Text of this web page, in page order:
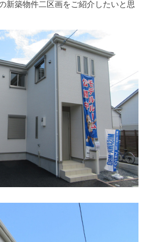
新築物件二区画をご紹介したいと思